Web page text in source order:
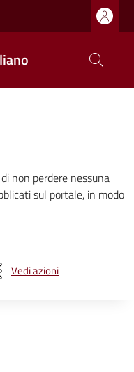
non perdere nessuna
sul portale, in modo
Vedi azioni